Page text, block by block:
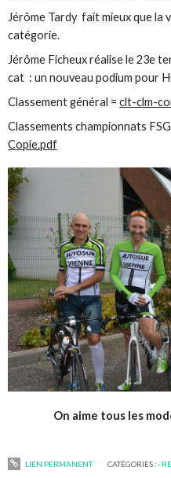
Jérôme Tardy fait mieux que la
catégorie.
Jérôme Ficheux réalise le 23e
cat : un nouveau podium pour
Classement général =clt-clm-
Classements championnats
Copie.pdf
On aime tous les
LIEN PERMANENT CATÉGORIES :-